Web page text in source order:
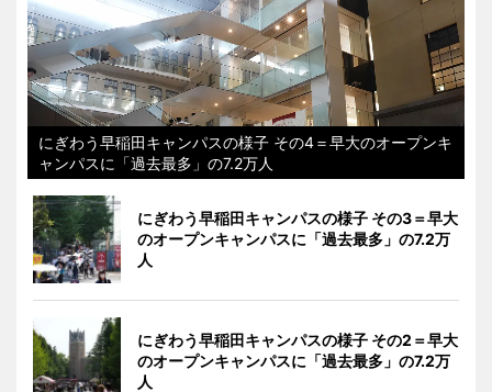
にぎわう早稲田キャンパスの様子 その4＝早大のオープンキ
ャンパスに「過去最多」の7.2万人
にぎわう早稲田キャンパスの様子 その3＝早大
のオープンキャンパスに「過去最多」の7.2万
人
にぎわう早稲田キャンパスの様子 その2＝早大
のオープンキャンパスに「過去最多」の7.2万
人